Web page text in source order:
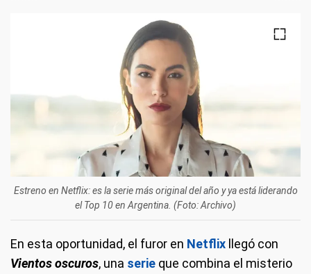
Estreno en Netflix: es la serie más original del año y ya está liderando
el Top 10 en Argentina. (Foto: Archivo)
En esta oportunidad, el furor en Netflix llegó con
Vientos oscuros, una serie que combina el misterio